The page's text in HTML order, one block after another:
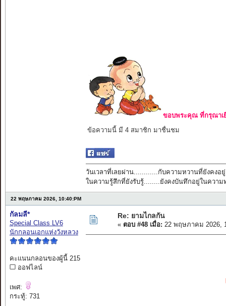
ขอบพระคุณ ที่กรุณาเ
ข้อความนี้ มี 4 สมาชิก มาชื่นชม
วันเวลาที่เลยผ่าน............กับความหวานที่ยังคงอยู่
ในความรู้สึกที่ยังรับรู้........ยังคงบันทึกอยู่ในความ
22 พฤษภาคม 2026, 10:40:PM
กัลมลี*
Special Class LV6
นักกลอนเอกแห่งวังหลวง
คะแนนกลอนของผู้นี้ 215
ออฟไลน์
เพศ:
กระทู้: 731
Re: ยามไกลกัน
« ตอบ #48 เมื่อ: 22 พฤษภาคม 2026,